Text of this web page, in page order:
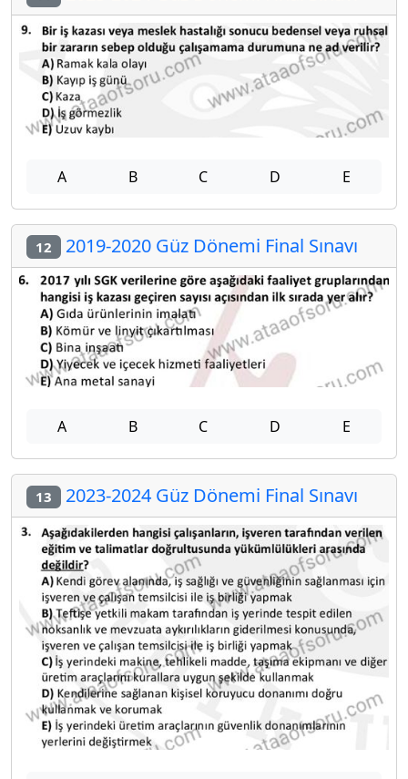
A B C D E
12 2019-2020 Güz Dönemi Final Sınavı
A B C D E
13 2023-2024 Güz Dönemi Final Sınavı